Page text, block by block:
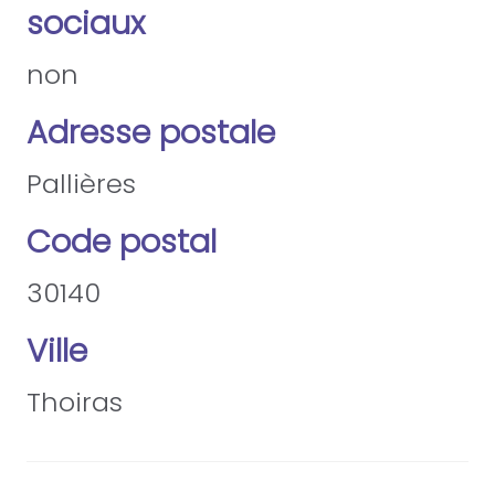
sociaux
non
Adresse postale
Pallières
Code postal
30140
Ville
Thoiras